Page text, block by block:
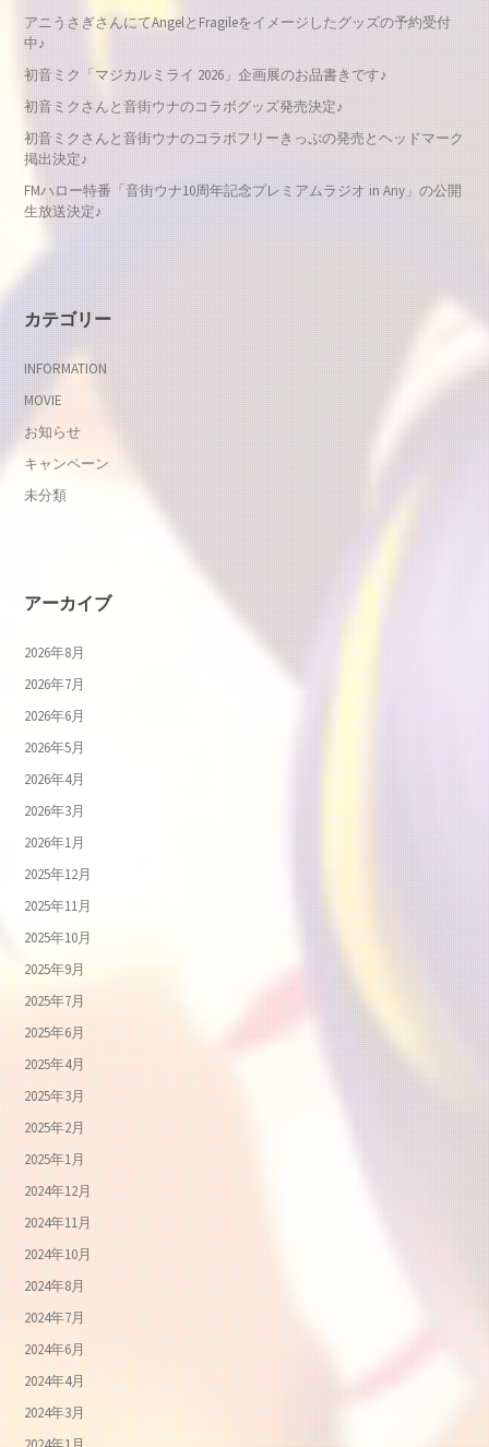
アニうさぎさんにてAngelとFragileをイメージしたグッズの予約受付
中♪
初音ミク「マジカルミライ 2026」企画展のお品書きです♪
初音ミクさんと音街ウナのコラボグッズ発売決定♪
初音ミクさんと音街ウナのコラボフリーきっぷの発売とヘッドマーク
掲出決定♪
FMハロー特番「音街ウナ10周年記念プレミアムラジオ in Any」の公開
生放送決定♪
カテゴリー
INFORMATION
MOVIE
お知らせ
キャンペーン
未分類
アーカイブ
2026年8月
2026年7月
2026年6月
2026年5月
2026年4月
2026年3月
2026年1月
2025年12月
2025年11月
2025年10月
2025年9月
2025年7月
2025年6月
2025年4月
2025年3月
2025年2月
2025年1月
2024年12月
2024年11月
2024年10月
2024年8月
2024年7月
2024年6月
2024年4月
2024年3月